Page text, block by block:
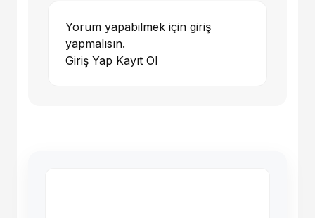
Yorum yapabilmek için giriş
yapmalısın.
Giriş Yap Kayıt Ol